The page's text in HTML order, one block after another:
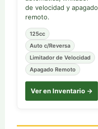
de velocidad y apagado
remoto.
125cc
Auto c/Reversa
Limitador de Velocidad
Apagado Remoto
Ver en Inventario →